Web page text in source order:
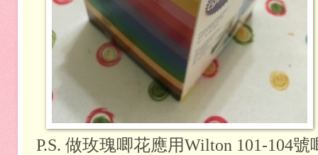
P.S. 做玫瑰唧花應用Wilton 101-104